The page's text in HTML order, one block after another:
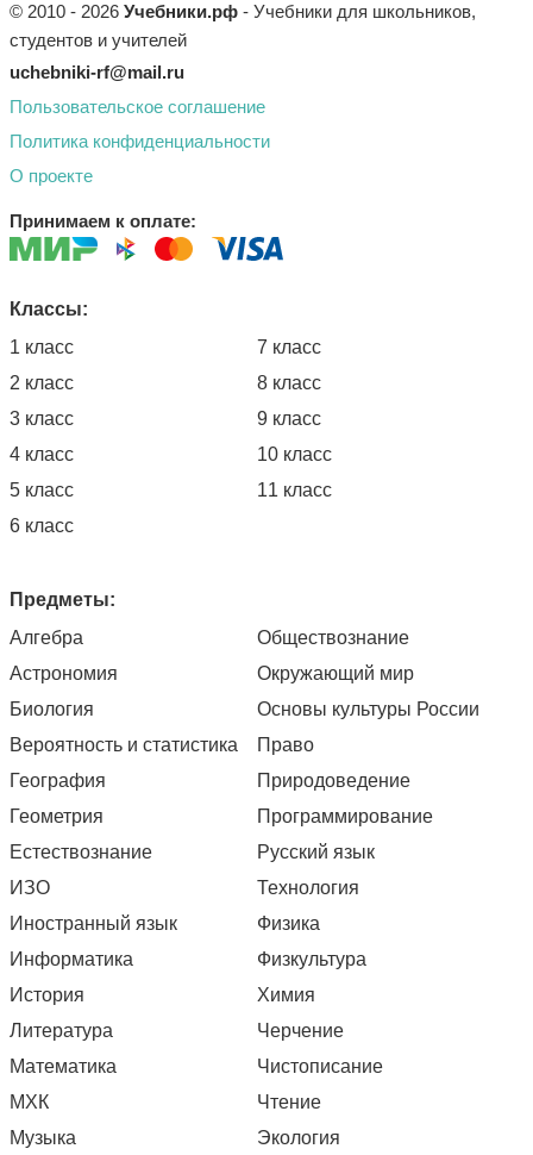
© 2010 - 2026 Учебники.рф - Учебники для школьников,
студентов и учителей
uchebniki-rf@mail.ru
Пользовательское соглашение
Политика конфиденциальности
О проекте
Принимаем к оплате:
Классы:
1 класс
2 класс
3 класс
4 класс
5 класс
6 класс
7 класс
8 класс
9 класс
10 класс
11 класс
Предметы:
Алгебра
Астрономия
Биология
Вероятность и статистика
География
Геометрия
Естествознание
ИЗО
Иностранный язык
Информатика
История
Литература
Математика
МХК
Музыка
Обществознание
Окружающий мир
Основы культуры России
Право
Природоведение
Программирование
Русский язык
Технология
Физика
Физкультура
Химия
Черчение
Чистописание
Чтение
Экология